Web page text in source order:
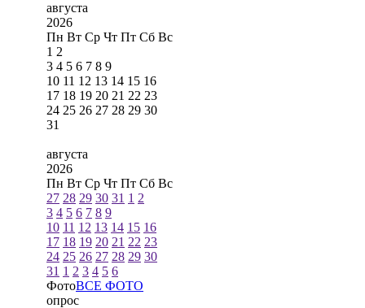
августа
2026
Пн Вт Ср Чт Пт Сб Вс
1 2
3 4 5 6 7 8 9
10 11 12 13 14 15 16
17 18 19 20 21 22 23
24 25 26 27 28 29 30
31
августа
2026
Пн Вт Ср Чт Пт Сб Вс
27 28 29 30 31 1 2
3 4 5 6 7 8 9
10 11 12 13 14 15 16
17 18 19 20 21 22 23
24 25 26 27 28 29 30
31 1 2 3 4 5 6
ФотоВСЕ ФОТО
опрос